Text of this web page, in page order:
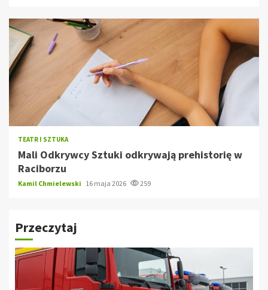
TEATR I SZTUKA
Mali Odkrywcy Sztuki odkrywają prehistorię w
Raciborzu
Kamil Chmielewski 16 maja 2026 259
Przeczytaj